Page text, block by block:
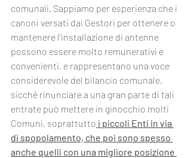
comunali. Sappiamo per esperienza che i
canoni versati dai Gestori per ottenere o
mantenere l'installazione di antenne
possono essere molto remunerativi e
convenienti, e rappresentano una voce
considerevole del bilancio comunale,
sicché rinunciare a una gran parte di tali
entrate può mettere in ginocchio molti
Comuni, soprattutto i piccoli Enti in via
di spopolamento, che poi sono spesso
anche quelli con una migliore posizione